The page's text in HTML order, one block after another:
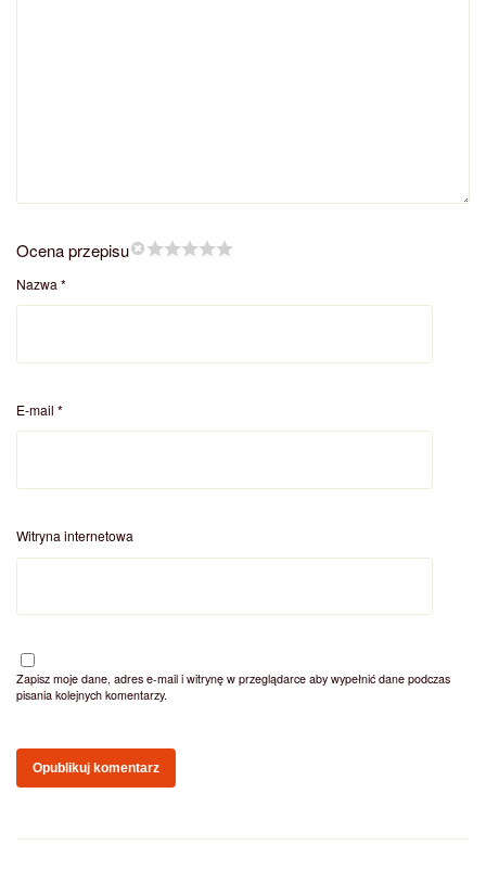
Ocena przepisu
Nazwa *
E-mail *
Witryna internetowa
Zapisz moje dane, adres e-mail i witrynę w przeglądarce aby wypełnić dane podczas
pisania kolejnych komentarzy.